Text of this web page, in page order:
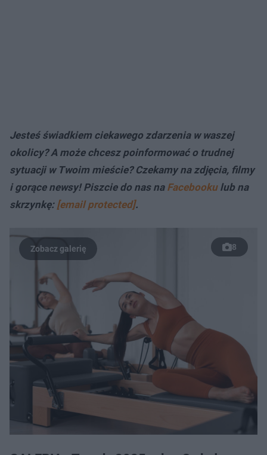
Jesteś świadkiem ciekawego zdarzenia w waszej
okolicy? A może chcesz poinformować o trudnej
sytuacji w Twoim mieście? Czekamy na zdjęcia, filmy
i gorące newsy! Piszcie do nas na Facebookulub na
skrzynkę: [email protected].
8